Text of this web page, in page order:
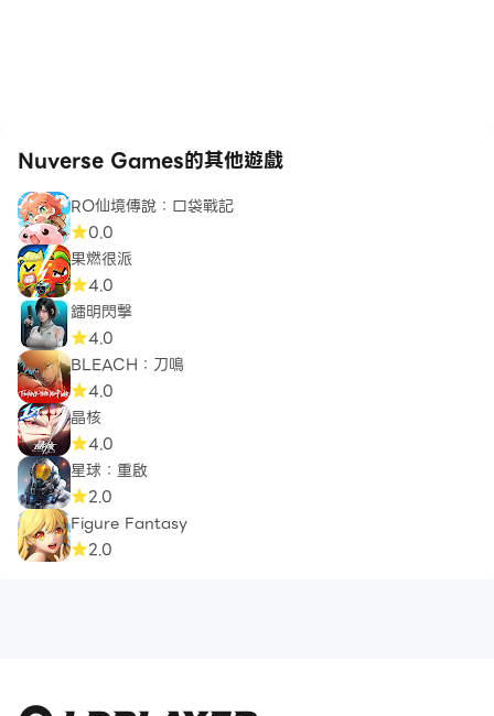
Nuverse Games的其他遊戲
RO仙境傳說：口袋戰記
0.0
果燃很派
4.0
鐳明閃擊
4.0
BLEACH：刀鳴
4.0
晶核
4.0
星球：重啟
2.0
Figure Fantasy
2.0